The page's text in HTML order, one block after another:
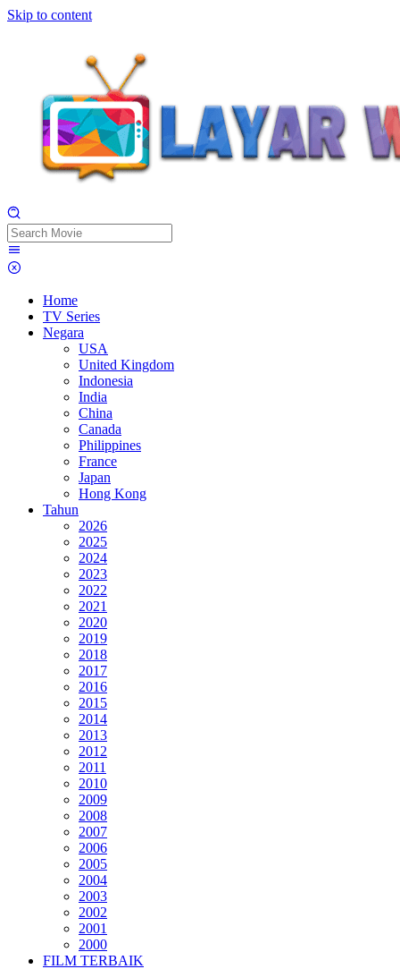
Skip to content
Home
TV Series
Negara
USA
United Kingdom
Indonesia
India
China
Canada
Philippines
France
Japan
Hong Kong
Tahun
2026
2025
2024
2023
2022
2021
2020
2019
2018
2017
2016
2015
2014
2013
2012
2011
2010
2009
2008
2007
2006
2005
2004
2003
2002
2001
2000
FILM TERBAIK